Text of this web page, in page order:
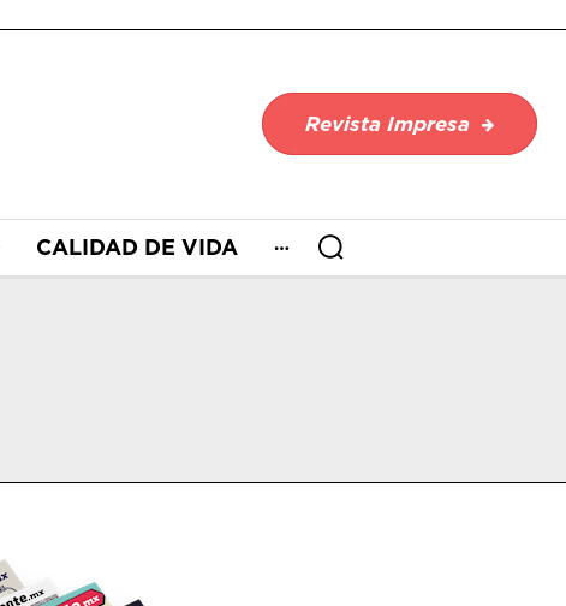
Revista Impresa
CALIDAD DE VIDA